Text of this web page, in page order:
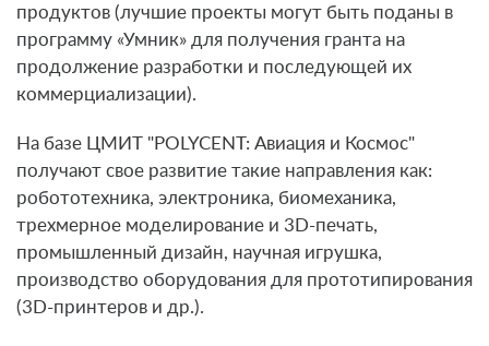
продуктов (лучшие проекты могут быть поданы в
программу «Умник» для получения гранта на
продолжение разработки и последующей их
коммерциализации).
На базе ЦМИТ "POLYCENT: Авиация и Космос"
получают свое развитие такие направления как:
робототехника, электроника, биомеханика,
трехмерное моделирование и 3D-печать,
промышленный дизайн, научная игрушка,
производство оборудования для прототипирования
(3D-принтеров и др.).